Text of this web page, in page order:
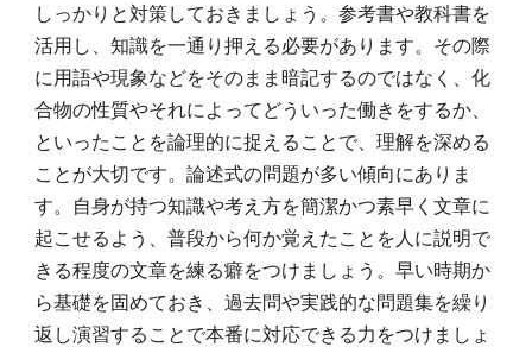
しっかりと対策しておきましょう。参考書や教科書を
活用し、知識を一通り押える必要があります。その際
に用語や現象などをそのまま暗記するのではなく、化
合物の性質やそれによってどういった働きをするか、
といったことを論理的に捉えることで、理解を深める
ことが大切です。論述式の問題が多い傾向にありま
す。自身が持つ知識や考え方を簡潔かつ素早く文章に
起こせるよう、普段から何か覚えたことを人に説明で
きる程度の文章を練る癖をつけましょう。早い時期か
ら基礎を固めておき、過去問や実践的な問題集を繰り
返し演習することで本番に対応できる力をつけましょ